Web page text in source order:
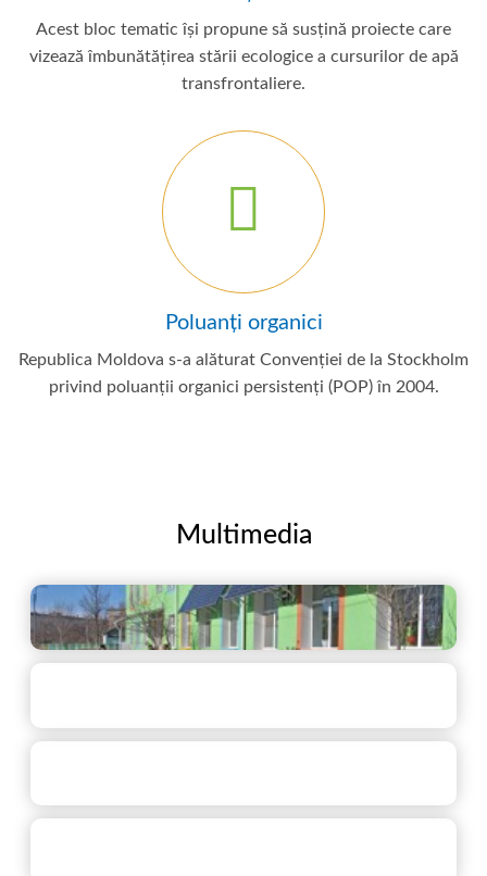
Acest bloc tematic își propune să susțină proiecte care
vizează îmbunătățirea stării ecologice a cursurilor de apă
transfrontaliere.
Poluanți organici
Republica Moldova s-a alăturat Convenției de la Stockholm
privind poluanții organici persistenți (POP) în 2004.
Multimedia